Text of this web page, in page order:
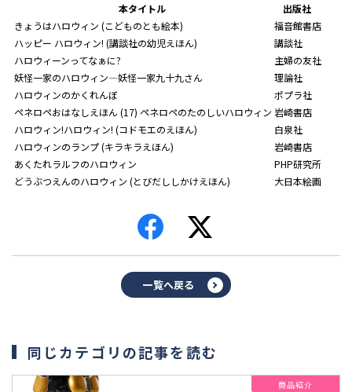
本タイトル
出版社
きょうはハロウィン (こどものとも絵本)
福音館書店
ハッピー ハロウィン! (講談社の幼児えほん)
講談社
ハロウィーンってなぁに?
主婦の友社
妖怪一家のハロウィン―妖怪一家九十九さん
理論社
ハロウィンのかくれんぼ
ポプラ社
ペネロペおはなしえほん (17) ペネロペのたのしいハロウィン 岩崎書店
ハロウィン!ハロウィン! (コドモエのえほん)
白泉社
ハロウィンのランプ (キラキラえほん)
岩崎書店
あくたれラルフのハロウィン
PHP研究所
どうぶつえんのハロウィン (とびだししかけえほん)
大日本絵画
一覧へ戻る
同じカテゴリの記事を読む
商品紹介